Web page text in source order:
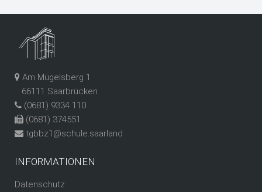
Am Mügelsberg 1
66111 Saarbrücken
(0681) 9334 110
(0681) 374551
tgbbz1@schule.saarland
INFORMATIONEN
Datenschutz